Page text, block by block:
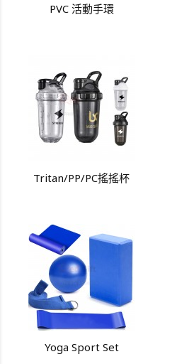
PVC 活動手環
Tritan/PP/PC搖搖杯
Yoga Sport Set